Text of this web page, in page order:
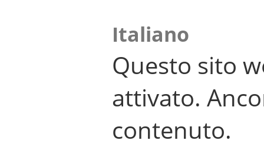
Italiano
Questo sito
attivato.
contenuto.